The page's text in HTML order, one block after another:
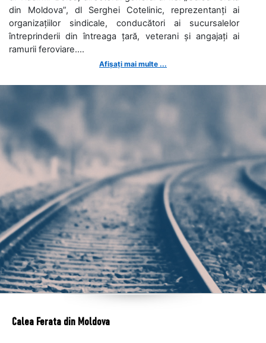
din Moldova”, dl Serghei Cotelinic, reprezentanți ai
organizațiilor sindicale, conducători ai sucursalelor
întreprinderii din întreaga țară, veterani și angajați ai
ramurii feroviare....
Afișați mai multe ...
Calea Ferata din Moldova